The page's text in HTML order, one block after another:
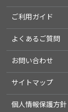
ご利用ガイド
よくあるご質問
お問い合わせ
サイトマップ
個人情報保護方針